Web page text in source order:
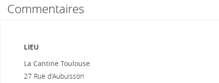
Commentaires
LIEU
La Cantine Toulouse
27 Rue d'Aubuisson